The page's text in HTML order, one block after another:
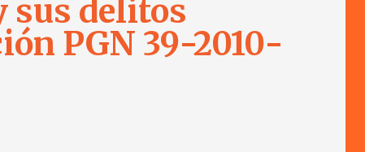
sus delitos
PGN 39-2010-